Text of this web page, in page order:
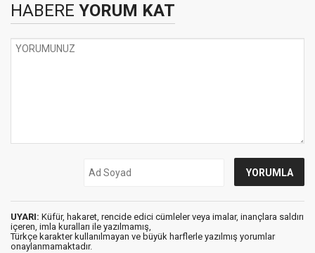
HABERE YORUM KAT
UYARI: Küfür, hakaret, rencide edici cümleler veya imalar, inançlara saldırı
içeren, imla kuralları ile yazılmamış,
Türkçe karakter kullanılmayan ve büyük harflerle yazılmış yorumlar
onaylanmamaktadır.